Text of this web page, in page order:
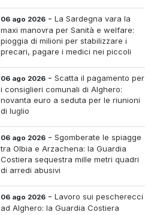
06 ago 2026 -La Sardegna vara la
maxi manovra per Sanità e welfare:
pioggia di milioni per stabilizzare i
precari, pagare i medici nei piccoli
06 ago 2026 -Scatta il pagamento per
i consiglieri comunali di Alghero:
novanta euro a seduta per le riunioni
di luglio
06 ago 2026 -Sgomberate le spiagge
tra Olbia e Arzachena: la Guardia
Costiera sequestra mille metri quadri
di arredi abusivi
06 ago 2026 -Lavoro sui pescherecci
ad Alghero: la Guardia Costiera